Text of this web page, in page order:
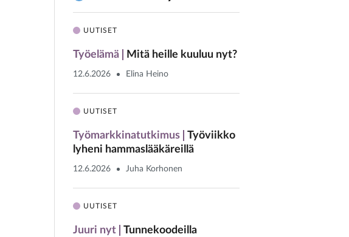
UUTISET
Työelämä Mitä heille kuuluu nyt?
12.6.2026 Elina Heino
UUTISET
Työmarkkinatutkimus
Työviikko
lyheni hammaslääkäreillä
12.6.2026 Juha Korhonen
UUTISET
Juuri nyt
Tunnekoodeilla